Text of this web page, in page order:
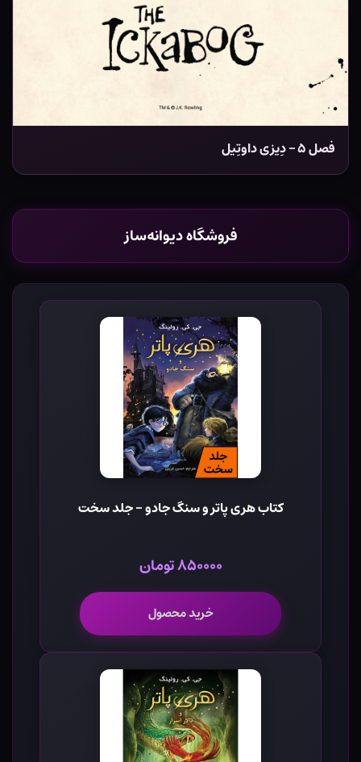
فصل ۵ – دِیزی داوتِیل
فروشگاه دیوانه‌ساز
کتاب هری پاتر و سنگ جادو - جلد سخت
۸۵۰۰۰۰ تومان
خرید محصول